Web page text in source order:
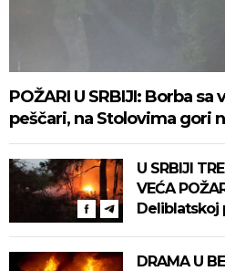
POŽARI U SRBIJI: Borba
peščari, na Stolovima gori
U SRBIJI
VEĆA
Deliblatskoj
DRAMA U